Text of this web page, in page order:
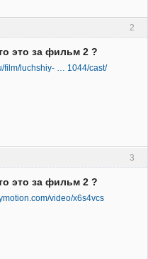
2
это за фильм 2 ?
film/luchshiy- … 1044/cast/
3
это за фильм 2 ?
video/x6s4vcs